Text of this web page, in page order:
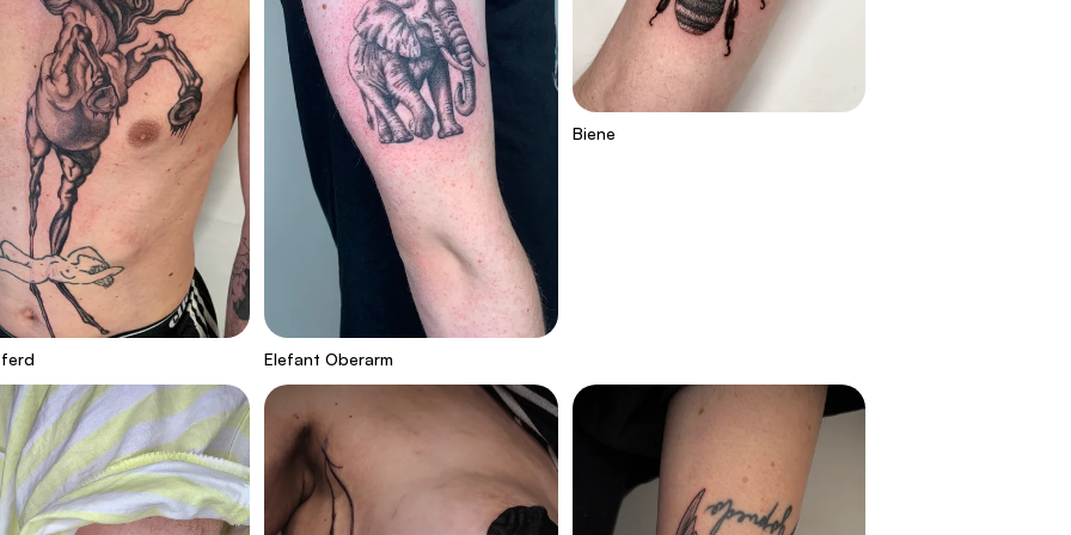
Elefant Oberarm
Biene